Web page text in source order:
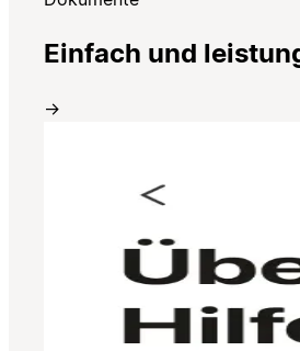
Einfach und
→